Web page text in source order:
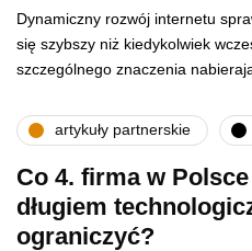
Dynamiczny rozwój internetu
się szybszy niż kiedykolwiek
szczególnego znaczenia
artykuły partnerskie
Co 4. firma w
długiem
ograniczyć?